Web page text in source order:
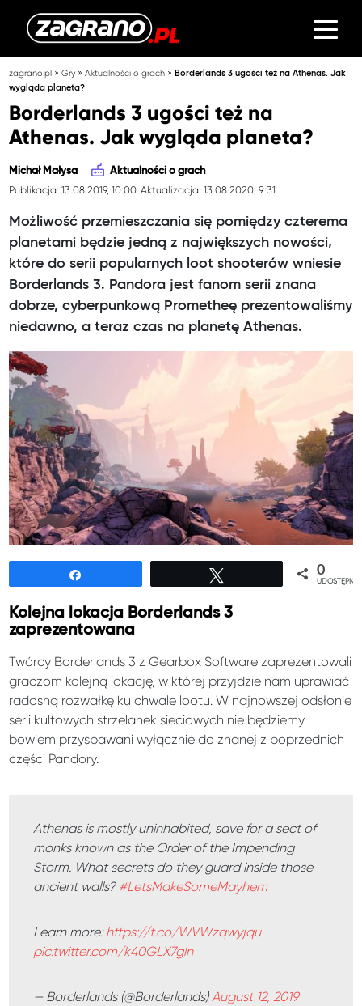
zagrano.pl »Gry»Aktualności o grach »Borderlands 3 ugości też na Athenas. Jak
wygląda planeta?
Borderlands 3 ugości też na
Athenas. Jak wygląda planeta?
Michał Małysa Aktualności o grach
Publikacja: 13.08.2019, 10:00 Aktualizacja: 13.08.2020, 9:31
Możliwość przemieszczania się pomiędzy czterema
planetami będzie jedną z największych nowości,
które do serii popularnych loot shooterów wniesie
Borderlands 3. Pandora jest fanom serii znana
dobrze, cyberpunkową Prometheę prezentowaliśmy
niedawno, a teraz czas na planetę Athenas.
0
Kolejna lokacja Borderlands 3
zaprezentowana
Twórcy Borderlands 3 z Gearbox Software zaprezentowali
graczom kolejną lokację, w której przyjdzie nam uprawiać
radosną rozwałkę ku chwale lootu. W najnowszej odsłonie
serii kultowych strzelanek sieciowych nie będziemy
bowiem przyspawani wyłącznie do znanej z poprzednich
części Pandory.
Athenas is mostly uninhabited, save for a sect of
monks known as the Order of the Impending
Storm. What secrets do they guard inside those
ancient walls? #LetsMakeSomeMayhem
Learn more:https://t.co/WVWzqwyjqu
pic.twitter.com/k40GLX7gln
— Borderlands (@Borderlands)August 12, 2019